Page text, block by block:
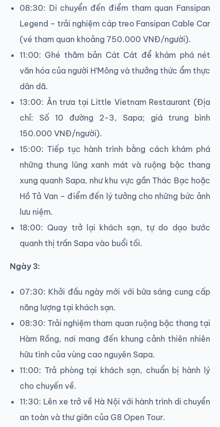
08:30: Di chuyển đến điểm tham quan Fansipan
Legend – trải nghiệm cáp treo Fansipan Cable Car
(vé tham quan khoảng 750.000 VNĐ/người).
11:00: Ghé thăm bản Cát Cát để khám phá nét
văn hóa của người H’Mông và thưởng thức ẩm thực
dân dã.
13:00: Ăn trưa tại Little Vietnam Restaurant (Địa
chỉ: Số 10 đường 2-3, Sapa; giá trung bình
150.000 VNĐ/người).
15:00: Tiếp tục hành trình bằng cách khám phá
những thung lũng xanh mát và ruộng bậc thang
xung quanh Sapa, như khu vực gần Thác Bạc hoặc
Hồ Tả Van – điểm đến lý tưởng cho những bức ảnh
lưu niệm.
18:00: Quay trở lại khách sạn, tự do dạo bước
quanh thị trấn Sapa vào buổi tối.
Ngày 3:
07:30: Khởi đầu ngày mới với bữa sáng cung cấp
năng lượng tại khách sạn.
08:30: Trải nghiệm tham quan ruộng bậc thang tại
Hàm Rồng, nơi mang đến khung cảnh thiên nhiên
hữu tình của vùng cao nguyên Sapa.
11:00: Trả phòng tại khách sạn, chuẩn bị hành lý
cho chuyến về.
11:30: Lên xe trở về Hà Nội với hành trình di chuyển
an toàn và thư giãn của G8 Open Tour.